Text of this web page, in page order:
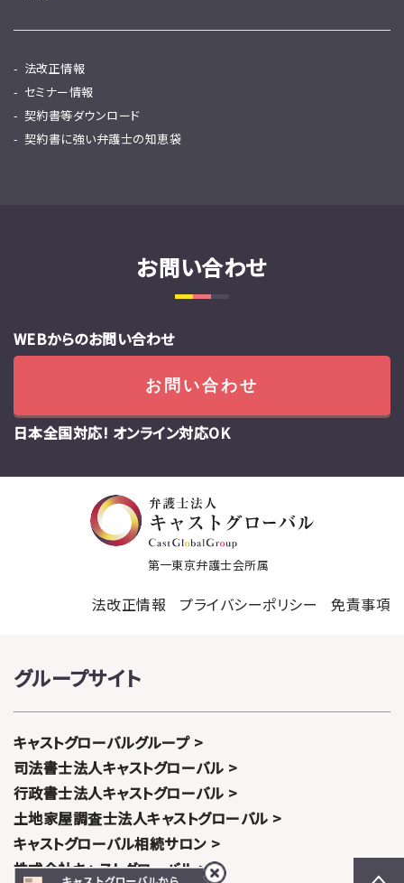
法改正情報
セミナー情報
契約書等ダウンロード
契約書に強い弁護士の知恵袋
お問い合わせ
WEBからのお問い合わせ
お問い合わせ
日本全国対応! オンライン対応OK
第一東京弁護士会所属
法改正情報 プライバシーポリシー 免責事項
グループサイト
キャストグローバルグループ
司法書士法人キャストグローバル
行政書士法人キャストグローバル
土地家屋調査士法人キャストグローバル
キャストグローバル相続サロン
株式会社キャストグローバル